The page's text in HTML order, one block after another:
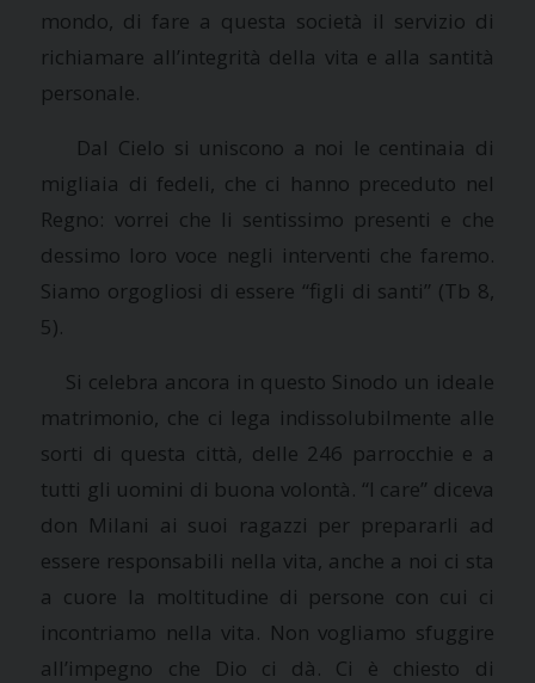
mondo, di fare a questa società il servizio di
richiamare all’integrità della vita e alla santità
personale.
Dal Cielo si uniscono a noi le centinaia di
migliaia di fedeli, che ci hanno preceduto nel
Regno: vorrei che li sentissimo presenti e che
dessimo loro voce negli interventi che faremo.
Siamo orgogliosi di essere “figli di santi” (Tb 8,
5).
Si celebra ancora in questo Sinodo un ideale
matrimonio, che ci lega indissolubilmente alle
sorti di questa città, delle 246 parrocchie e a
tutti gli uomini di buona volontà. “I care” diceva
don Milani ai suoi ragazzi per prepararli ad
essere responsabili nella vita, anche a noi ci sta
a cuore la moltitudine di persone con cui ci
incontriamo nella vita. Non vogliamo sfuggire
all’impegno che Dio ci dà. Ci è chiesto di